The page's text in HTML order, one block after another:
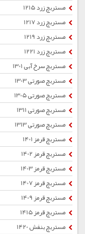
مستربچ زرد 1215
مستربچ زرد 1217
مستربچ زرد 1219
مستربچ زرد 1221
مستربچ سرخ آبی 1301
مستربچ صورتی 1303
مستربچ صورتی 1305
مستربچ صورتی 1311
مستربچ صورتی 1313
مستربچ قرمز 1401
مستربچ قرمز 1402
مستربچ قرمز 1403
مستربچ قرمز 1407
مستربچ قرمز 1409
مستربچ قرمز 1415
مستربچ بنفش 1420